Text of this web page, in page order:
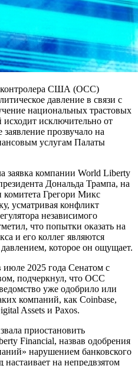
контролера США (OCC)
давление в связи с
национальных трастовых
исключительно от
прозвучало на
услугам Палаты
заявка компании World Liberty
Дональда Трампа, на
комитета Грегори Микс
усматривая конфликт
независимого
что попытки оказать на
и его коллег являются
которое он ощущает.
2025 года Сенатом с
подчеркнул, что OCC
уже одобрило или
компаний, как Coinbase,
Assets и Paxos.
приостановить
Financial, назвав одобрения
нарушением банковского
настаивает на непредвзятом